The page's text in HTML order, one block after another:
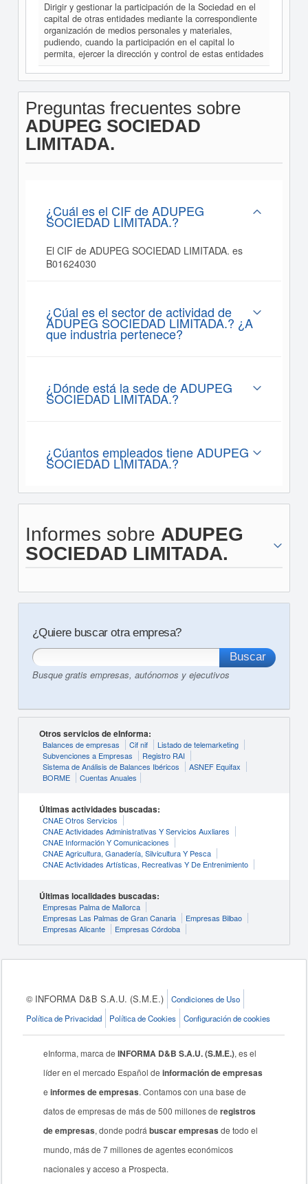
Dirigir y gestionar la participación de la Sociedad en el
capital de otras entidades mediante la correspondiente
organización de medios personales y materiales,
pudiendo, cuando la participación en el capital lo
permita, ejercer la dirección y control de estas entidades
Preguntas frecuentes sobre
ADUPEG SOCIEDAD
LIMITADA.
¿Cuál es el CIF de ADUPEG
SOCIEDAD LIMITADA.?
El CIF de ADUPEG SOCIEDAD LIMITADA. es
B01624030
¿Cúal es el sector de actividad de
ADUPEG SOCIEDAD LIMITADA.? ¿A
que industria pertenece?
¿Dónde está la sede de ADUPEG
SOCIEDAD LIMITADA.?
¿Cúantos empleados tiene ADUPEG
SOCIEDAD LIMITADA.?
Informes sobre ADUPEG
SOCIEDAD LIMITADA.
¿Quiere buscar otra empresa?
Busque gratis empresas, autónomos y ejecutivos
Otros servicios de eInforma:
Balances de empresas Cif nif
Listado de telemarketing
Subvenciones a Empresas
Registro RAI
Sistema de Análisis de Balances Ibéricos
ASNEF Equifax
BORME
Cuentas Anuales
Últimas actividades buscadas:
CNAE Otros Servicios
CNAE Actividades Administrativas Y Servicios Auxliares
CNAE Información Y Comunicaciones
CNAE Agricultura, Ganadería, Silvicultura Y Pesca
CNAE Actividades Artísticas, Recreativas Y De Entrenimiento
Últimas localidades buscadas:
Empresas Palma de Mallorca
Empresas Las Palmas de Gran Canaria
Empresas Bilbao
Empresas Alicante
Empresas Córdoba
© INFORMA D&B S.A.U. (S.M.E.)
Condiciones de Uso
Política de Privacidad
Política de Cookies Configuración de cookies
eInforma, marca deINFORMA D&B S.A.U. (S.M.E.), es el
líder en el mercado Español deinformación de empresas
einformes de empresas. Contamos con una base de
datos de empresas de más de 500 millones deregistros
de empresas, donde podrábuscar empresas de todo el
mundo, más de 7 millones de agentes económicos
nacionales y acceso a Prospecta.